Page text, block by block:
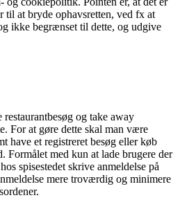
til at bryde ophavsretten, ved fx at
ikke begrænset til dette, og udgive
og take away
For at gøre dette skal man være
have et registreret besøg eller køb
Formålet med kun at lade brugere der
spisestedet skrive anmeldelse på
mere troværdig og minimere